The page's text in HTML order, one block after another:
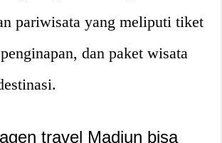
pariwisata yang meliputi tiket
dan paket wisata
travel Madiun bisa